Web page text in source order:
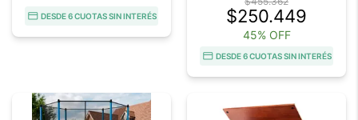
DESDE 6 CUOTAS SIN INTERÉS $250.449
45% OFF
DESDE 6 CUOTAS SIN INTERÉS